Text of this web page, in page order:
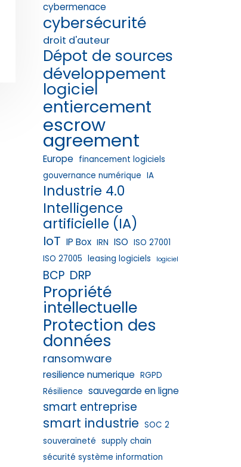
cybermenace
cybersécurité
droit d'auteur
Dépot de sources
développement
logiciel
entiercement
escrow
agreement
Europe financement logiciels
gouvernance numérique IA
Industrie 4.0
Intelligence
artificielle (IA)
IoT IP Box IRN ISO ISO 27001
ISO 27005 leasing logiciels logiciel
BCP DRP
Propriété
intellectuelle
Protection des
données
ransomware
resilience numerique RGPD
Résilience sauvegarde en ligne
smart entreprise
smart industrie SOC 2
souveraineté supply chain
sécurité système information